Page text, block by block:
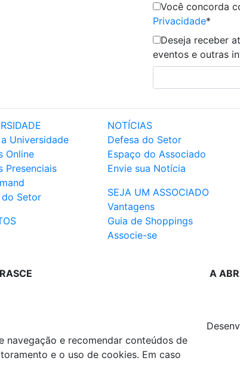
Você concorda
Privacidade*
Deseja receber
eventos e outras
Universidade
Online
Presenciais
do Setor
NOTÍCIAS
Defesa do Setor
Espaço do Associado
Envie sua Notícia
SEJA UM ASSOCIADO
Vantagens
Guia de Shoppings
Associe-se
A
navegação e recomendar conteúdos de
e o uso de cookies. Em caso